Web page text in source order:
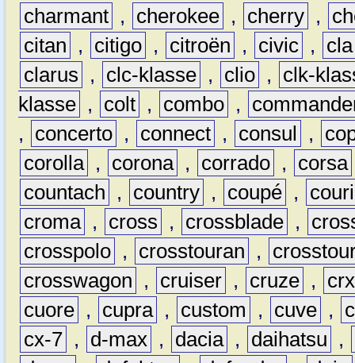
charmant , cherokee , cherry ,
citan
, citigo , citroën , civic ,
cla
clarus
, clc-klasse , clio ,
clk-
klasse , colt , combo ,
,
concerto , connect , consul ,
corolla , corona , corrado , corsa
countach
, country , coupé ,
croma , cross , crossblade ,
crosspolo , crosstouran ,
crosswagon
, cruiser , cruze ,
crx
cuore , cupra , custom , cuve ,
cx-7 , d-max , dacia , daihatsu
,